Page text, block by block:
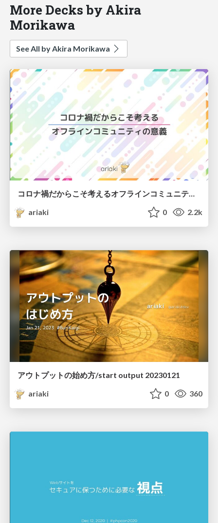
More Decks by Akira
Morikawa
See All by Akira Morikawa
コロナ禍だからこそ考えるオフラインコミュニティの意義 / significance of community
ariaki
0 2.2k
アウトプットの始め方/start output 20230121
ariaki
0 360